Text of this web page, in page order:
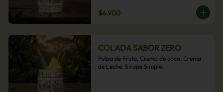
$6.900
COLADA SABOR ZERO
Pulpa de Fruta, Crema de coco, Crema
de Leche, Sirope Simple.